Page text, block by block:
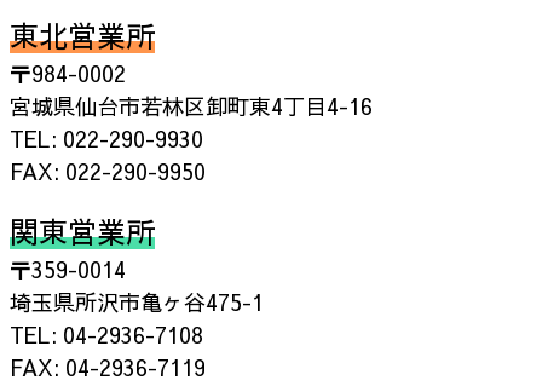
東北営業所
〒984-0002
宮城県仙台市若林区卸町東4丁目4-16
TEL: 022-290-9930
FAX: 022-290-9950
関東営業所
〒359-0014
埼玉県所沢市亀ヶ谷475-1
TEL: 04-2936-7108
FAX: 04-2936-7119